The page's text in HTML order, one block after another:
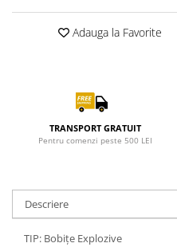
Adauga la Favorite
TRANSPORT GRATUIT
Pentru comenzi peste 500 LEI
Descriere
TIP: Bobițe Explozive